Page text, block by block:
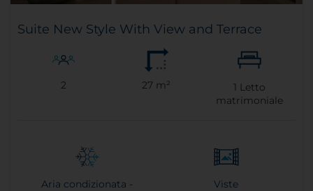
Suite New Style With View and Terrace
2 27 m² 1 Letto
matrimoniale
Aria condizionata -
Viste